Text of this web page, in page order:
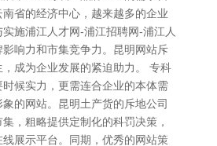
省的经济中心，越来越多的企业
施浦江人才网-浦江招聘网-浦江人
响力和市集竞争力。昆明网站斥
成为企业发展的紧迫助力。 专科
候实力，更需连合企业的本体需
的网站。昆明土产货的斥地公司
，粗略提供定制化的科罚决策，
展示平台。同期，优秀的网站策